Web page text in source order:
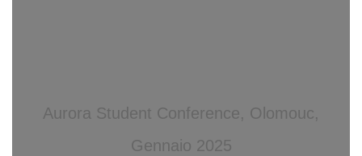
Aurora Student Conference, Olomouc,
Gennaio 2025